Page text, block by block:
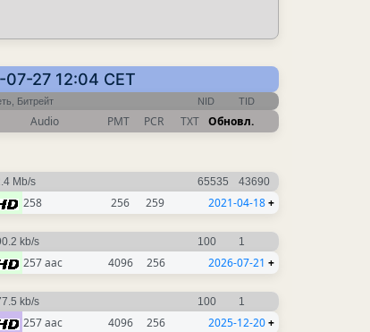
27 12:04 CET
Битрейт NID TID
Audio PMT PCR TXT Обновл.
Mb/s 65535 43690
258 256 259 2021-04-18+
kb/s 100 1
257 aac 4096 256 2026-07-21 +
kb/s 100 1
257 aac 4096 256 2025-12-20+